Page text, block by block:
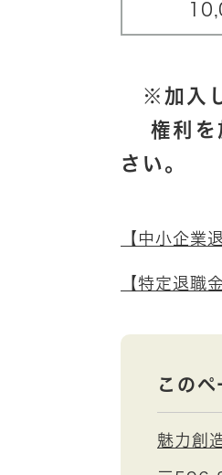
※加入し
権利を
さい。
【中小企業
【特定退職
この
魅力創